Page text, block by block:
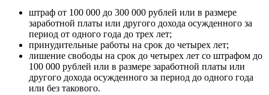
штраф от 100 000 до 300 000 рублей или в размере
заработной платы или другого дохода осужденного за
период от одного года до трех лет;
принудительные работы на срок до четырех лет;
лишение свободы на срок до четырех лет со штрафом до
100 000 рублей или в размере заработной платы или
другого дохода осужденного за период до одного года
или без такового.